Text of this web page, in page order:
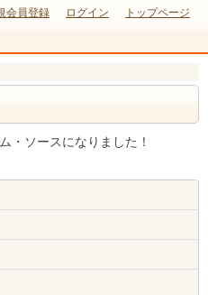
会員登録 ログイン トップページ
・ソースになりました！